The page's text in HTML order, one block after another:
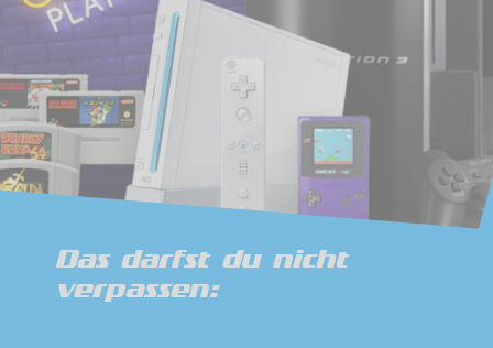
Das darfst du nicht
verpassen: